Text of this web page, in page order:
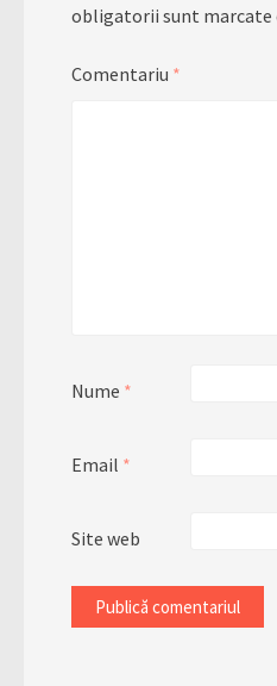
obligatorii sunt marcate
Comentariu *
Nume *
Email *
Site web